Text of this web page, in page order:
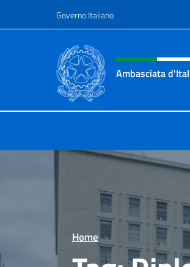
Governo Italiano
Intestazione sito,
Ambasciata
Home >